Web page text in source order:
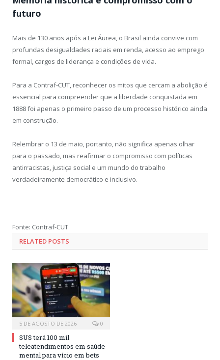
futuro
Mais de 130 anos após a Lei Áurea, o Brasil ainda convive com
profundas desigualdades raciais em renda, acesso ao emprego
formal, cargos de liderança e condições de vida.
Para a Contraf-CUT, reconhecer os mitos que cercam a abolição é
essencial para compreender que a liberdade conquistada em
1888 foi apenas o primeiro passo de um processo histórico ainda
em construção.
Relembrar o 13 de maio, portanto, não significa apenas olhar
para o passado, mas reafirmar o compromisso com políticas
antirracistas, justiça social e um mundo do trabalho
verdadeiramente democrático e inclusivo.
Fonte: Contraf-CUT
RELATED POSTS
5 DE AGOSTO DE 2026 0
SUS terá 100 mil
teleatendimentos em saúde
mental para vício em bets